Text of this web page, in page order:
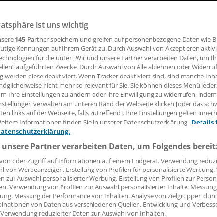
für Pflege, Notfallversorgung,
bleibt auch unter Nina Warken anspruchsvoll. Überall
im BMG das Rad nicht.
Leserin, lieber Leser,
Beitrag können Sie lesen, sobald Sie sich eingeloggt
Jetzt anmelden »
Kostenlos
vergessen?
ist mit wenigen Klicks erledigt und kostenlos.
des kostenlosen Login:
Analysen, Hintergründe und Infografiken
Interviews und Praxis-Tipps
ist uns wichtig
145-Partner speichern und greifen auf personenbezogene Daten wie
Kennungen auf Ihrem Gerät zu. Durch Auswahl von Akzeptieren
für die unter „Wir und unsere Partner verarbeiten Daten, um
aufgeführten Zwecke. Durch Auswahl von Alle ablehnen oder
werden diese deaktiviert. Wenn Tracker deaktiviert sind, sind manche
nicht mehr so relevant für Sie. Sie können dieses Menü
Ihre Einstellungen zu ändern oder Ihre Einwilligung zu widerrufen, indem
verwalten am unteren Rand der Webseite klicken [oder das
links auf der Webseite, falls zutreffend]. Ihre Einstellungen gelten
Informationen finden Sie in unserer Datenschutzerklärung. Details
Partner verarbeiten Daten, um Folgendes
oder Zugriff auf Informationen auf einem Endgerät. Verwendung
von Werbeanzeigen. Erstellung von Profilen für personalisierte
zur Auswahl personalisierter Werbung. Erstellung von Profilen zur
Verwendung von Profilen zur Auswahl personalisierter Inhalte.
Messung der Performance von Inhalten. Analyse von Zielgruppen
von Daten aus verschiedenen Quellen. Entwicklung und
reduzierter Daten zur Auswahl von Inhalten.